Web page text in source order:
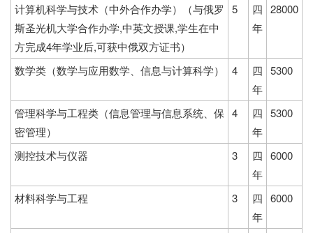
计算机科学与技术（中外合作办学）（与俄罗
斯圣光机大学合作办学,中英文授课,学生在中
方完成4年学业后,可获中俄双方证书）
5
四
年
28000
数学类（数学与应用数学、信息与计算科学） 4
四
年
5300
管理科学与工程类（信息管理与信息系统、保
密管理）
4
四
年
5300
测控技术与仪器 3
四
年
6000
材料科学与工程 3
四
年
6000